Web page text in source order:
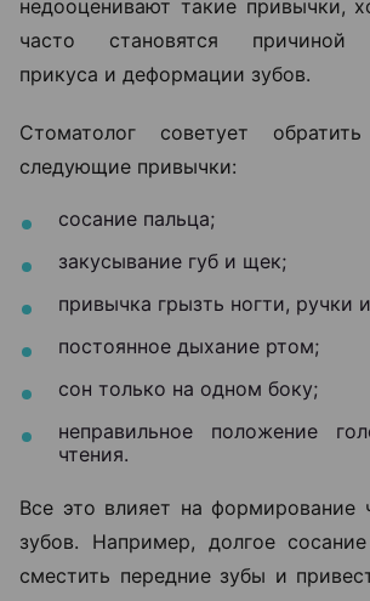
недооценивают такие привычки,
часто становятся причиной
прикуса и деформации зубов.
Стоматолог советует
следующие привычки:
сосание пальца;
закусывание губ и щек;
привычка грызть ногти, ручки
постоянное дыхание ртом;
сон только на одном боку;
неправильное положение
чтения.
Все это влияет на формирование
зубов. Например, долгое
сместить передние зубы и